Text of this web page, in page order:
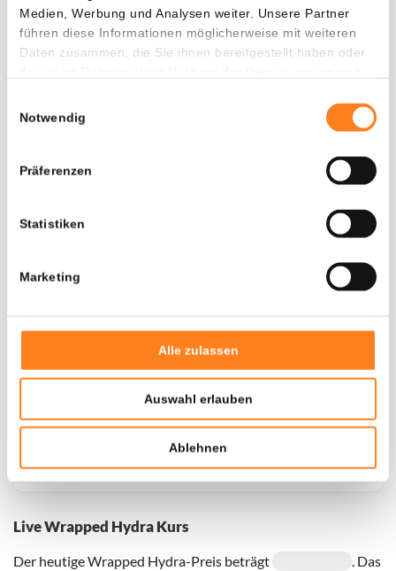
Medien, Werbung und Analysen weiter. Unsere Partner
führen diese Informationen möglicherweise mit weiteren
Daten zusammen, die Sie ihnen bereitgestellt haben oder
Notwendig
Präferenzen
Statistiken
Marketing
Alle zulassen
Auswahl erlauben
Ablehnen
Live Wrapped Hydra Kurs
Der heutige Wrapped Hydra-Preis beträgt
. Das
Hätte investiert In
$
FürWrapped Hydrahaben wir historische Daten seit01-
, das hypothetische erste Investitionsdatum
wurde entsprechend angepasst.